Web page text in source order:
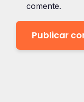
comente.